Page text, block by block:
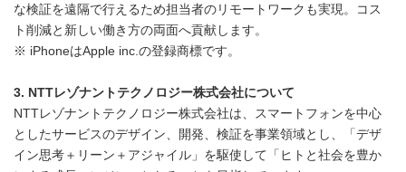
な検証を遠隔で行えるため担当者のリモートワークも実現。コス
ト削減と新しい働き方の両面へ貢献します。
※ iPhoneはApple inc.の登録商標です。
3. NTTレゾナントテクノロジー株式会社について
NTTレゾナントテクノロジー株式会社は、スマートフォンを中⼼
としたサービスのデザイン、開発、検証を事業領域とし、「デザ
イン思考＋リーン＋アジャイル」を駆使して「ヒトと社会を豊か